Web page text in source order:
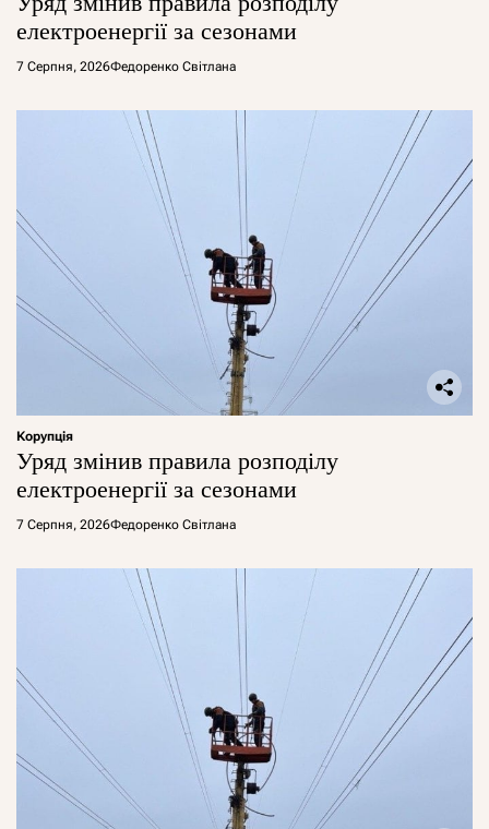
електроенергії за сезонами
7 Серпня, 2026Федоренко Світлана
Корупція
Уряд змінив правила розподілу
електроенергії за сезонами
7 Серпня, 2026Федоренко Світлана